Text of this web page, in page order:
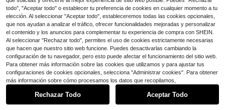
todo", "Aceptar todo" o establecer tu preferencia de cookies en cualquier momento a tu
elección. Al seleccionar "Aceptar todo", estableceremos todas las cookies opcionales,
que nos ayudan a analizar el tráfico, ofrecer funcionalidades mejoradas y personalizar
el contenido y los anuncios para complementar tu experiencia de compra con SHEIN.
Al seleccionar "Rechazar todo", permites el uso de cookies estrictamente necesarias
que hacen que nuestro sitio web funcione. Puedes desactivarlas cambiando la
configuración de tu navegador, pero esto puede afectar el funcionamiento del sitio web.
Para obtener más información sobre las cookies que utilizamos y para ajustar tus
configuraciones de cookies opcionales, selecciona "Administrar cookies". Para obtener
más información sobre cómo procesamos los datos que recopilamos,
Rechazar Todo Aceptar Todo